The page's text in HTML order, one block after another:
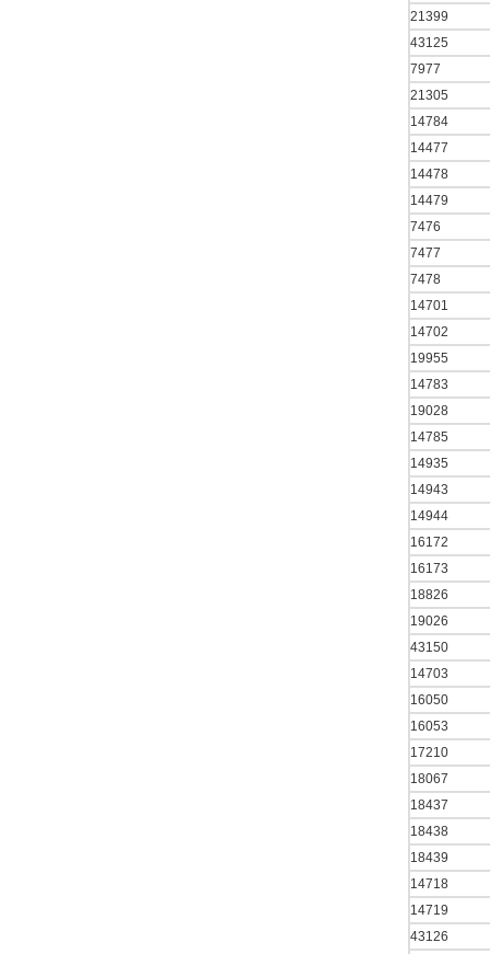
21399
43125
7977
21305
14784
14477
14478
14479
7476
7477
7478
14701
14702
19955
14783
19028
14785
14935
14943
14944
16172
16173
18826
19026
43150
14703
16050
16053
17210
18067
18437
18438
18439
14718
14719
43126